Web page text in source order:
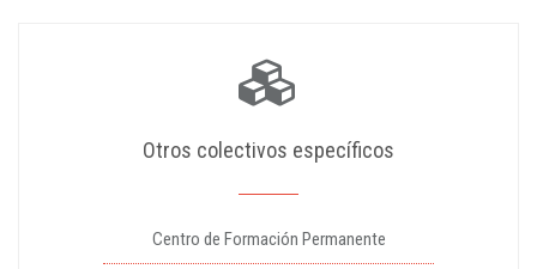
Otros colectivos específicos
Centro de Formación Permanente